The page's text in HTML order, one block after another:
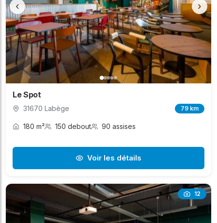
‹ ›
Le Spot
31670 Labège 79 km
180 m² 150 debout 90 assises
Voir les détails
12